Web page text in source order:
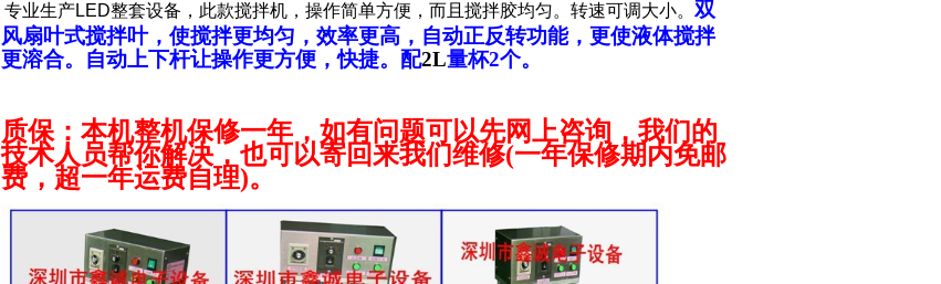
专业生产LED整套设备，此款搅拌机，操作简单方便，而且搅拌胶均匀。转速可调大小。 双
风扇叶式搅拌叶，使搅拌更均匀，效率更高，自动正反转功能，更使液体搅拌
更溶合。自动上下杆让操作更方便，快捷。配2L量杯2个。
质保：本机整机保修一年，如有问题可以先网上咨询，我们的
技术人员帮你解决，也可以寄回来我们维修(一年保修期内免邮
费，超一年运费自理)。